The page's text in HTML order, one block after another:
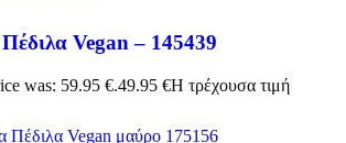
Vegan – 145439
was: 59.95 €.49.95 €Η τρέχουσα τιμή